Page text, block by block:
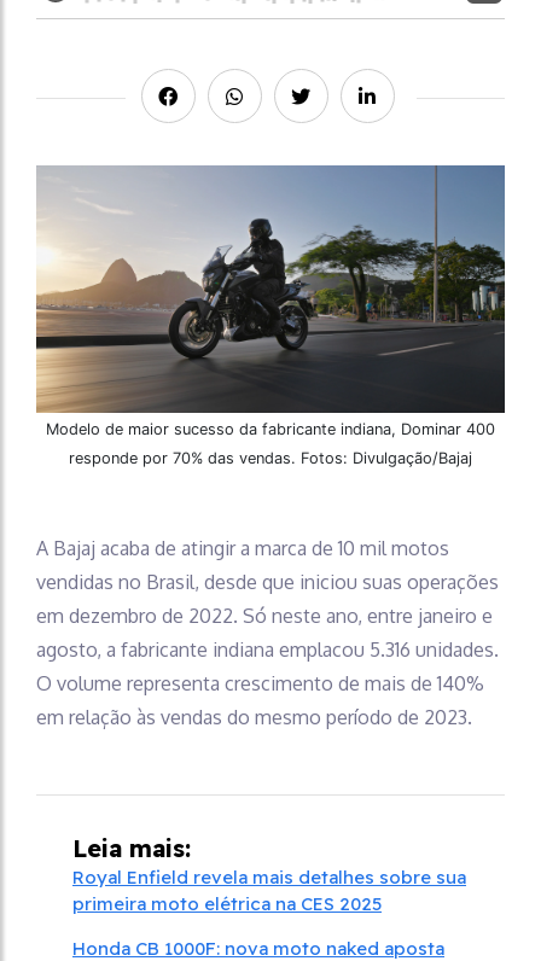
Modelo de maior sucesso da fabricante indiana, Dominar 400
responde por 70% das vendas. Fotos: Divulgação/Bajaj
A Bajaj acaba de atingir a marca de 10 mil motos
vendidas no Brasil, desde que iniciou suas operações
em dezembro de 2022. Só neste ano, entre janeiro e
agosto, a fabricante indiana emplacou 5.316 unidades.
O volume representa crescimento de mais de 140%
em relação às vendas do mesmo período de 2023.
Leia mais:
Royal Enfield revela mais detalhes sobre sua
primeira moto elétrica na CES 2025
Honda CB 1000F: nova moto naked aposta